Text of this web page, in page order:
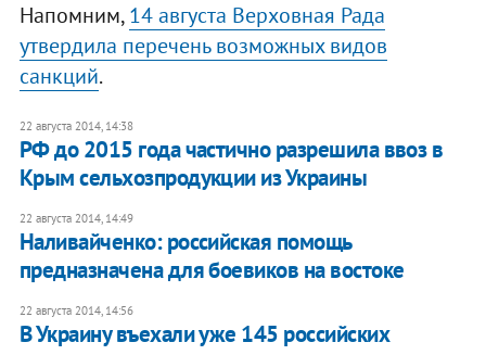
Напомним,14 августа Верховная Рада
утвердила перечень возможных видов
санкций.
22 августа 2014, 14:38
РФ до 2015 года частично разрешила ввоз в
Крым сельхозпродукции из Украины
22 августа 2014, 14:49
Наливайченко: российская помощь
предназначена для боевиков на востоке
22 августа 2014, 14:56
В Украину въехали уже 145 российских